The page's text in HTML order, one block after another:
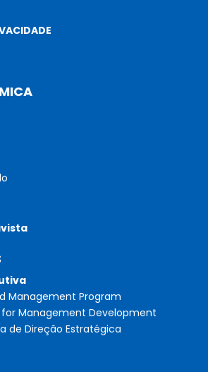
Management Program
for Management Development
de Direção Estratégica